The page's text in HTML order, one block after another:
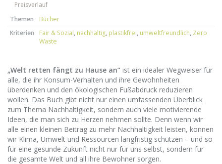
Preisverlauf
Themen
Bücher
Kriterien
Fair & Sozial, nachhaltig, plastikfrei, umweltfreundlich, Zero
Waste
„Welt retten fängt zu Hause an“ ist ein idealer Wegweiser für
alle, die ihr Konsum-Verhalten und ihre Gewohnheiten
überdenken und den ökologischen Fußabdruck reduzieren
wollen. Das Buch gibt nicht nur einen umfassenden Überblick
zum Thema Nachhaltigkeit, sondern auch viele motivierende
Ideen, die man sich zu Herzen nehmen sollte. Denn wenn wir
alle einen kleinen Beitrag zu mehr Nachhaltigkeit leisten, können
wir Klima, Umwelt und Ressourcen langfristig schützen – und so
für eine gesunde Zukunft nicht nur für uns selbst, sondern für
die gesamte Welt und all ihre Bewohner sorgen.